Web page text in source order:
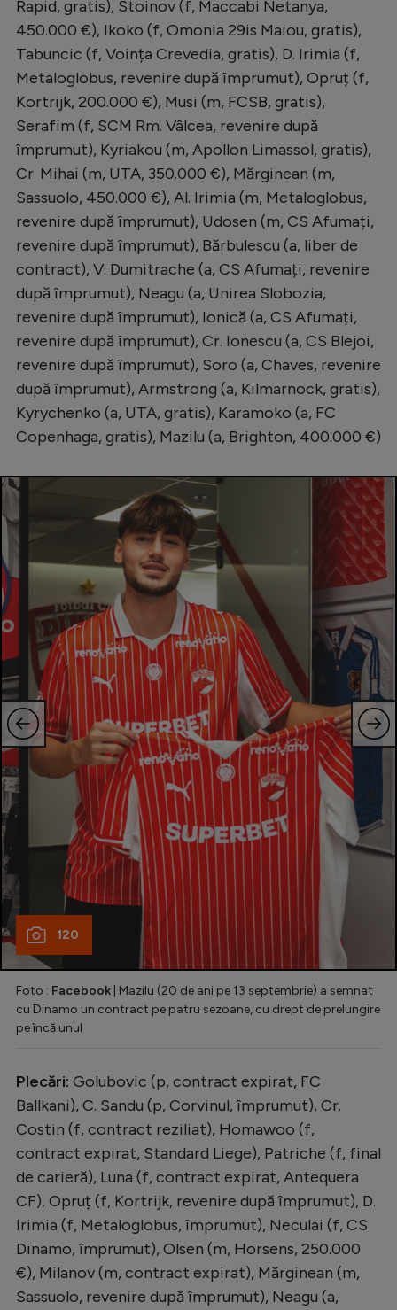
Rapid, gratis), Stoinov (f, Maccabi Netanya,
450.000 €), Ikoko (f, Omonia 29is Maiou, gratis),
Tabuncic (f, Voința Crevedia, gratis), D. Irimia (f,
Metaloglobus, revenire după împrumut), Opruț (f,
Kortrijk, 200.000 €), Musi (m, FCSB, gratis),
Serafim (f, SCM Rm. Vâlcea, revenire după
împrumut), Kyriakou (m, Apollon Limassol, gratis),
Cr. Mihai (m, UTA, 350.000 €), Mărginean (m,
Sassuolo, 450.000 €), Al. Irimia (m, Metaloglobus,
revenire după împrumut), Udosen (m, CS Afumați,
revenire după împrumut), Bărbulescu (a, liber de
contract), V. Dumitrache (a, CS Afumați, revenire
după împrumut), Neagu (a, Unirea Slobozia,
revenire după împrumut), Ionică (a, CS Afumați,
revenire după împrumut), Cr. Ionescu (a, CS Blejoi,
revenire după împrumut), Soro (a, Chaves, revenire
după împrumut), Armstrong (a, Kilmarnock, gratis),
Kyrychenko (a, UTA, gratis), Karamoko (a, FC
Copenhaga, gratis), Mazilu (a, Brighton, 400.000 €)
120
Foto : Facebook | Mazilu (20 de ani pe 13 septembrie) a semnat
cu Dinamo un contract pe patru sezoane, cu drept de prelungire
pe încă unul
Plecări: Golubovic (p, contract expirat, FC
Ballkani), C. Sandu (p, Corvinul, împrumut), Cr.
Costin (f, contract reziliat), Homawoo (f,
contract expirat, Standard Liege), Patriche (f, final
de carieră), Luna (f, contract expirat, Antequera
CF), Opruț (f, Kortrijk, revenire după împrumut), D.
Irimia (f, Metaloglobus, împrumut), Neculai (f, CS
Dinamo, împrumut), Olsen (m, Horsens, 250.000
€), Milanov (m, contract expirat), Mărginean (m,
Sassuolo, revenire după împrumut), Neagu (a,